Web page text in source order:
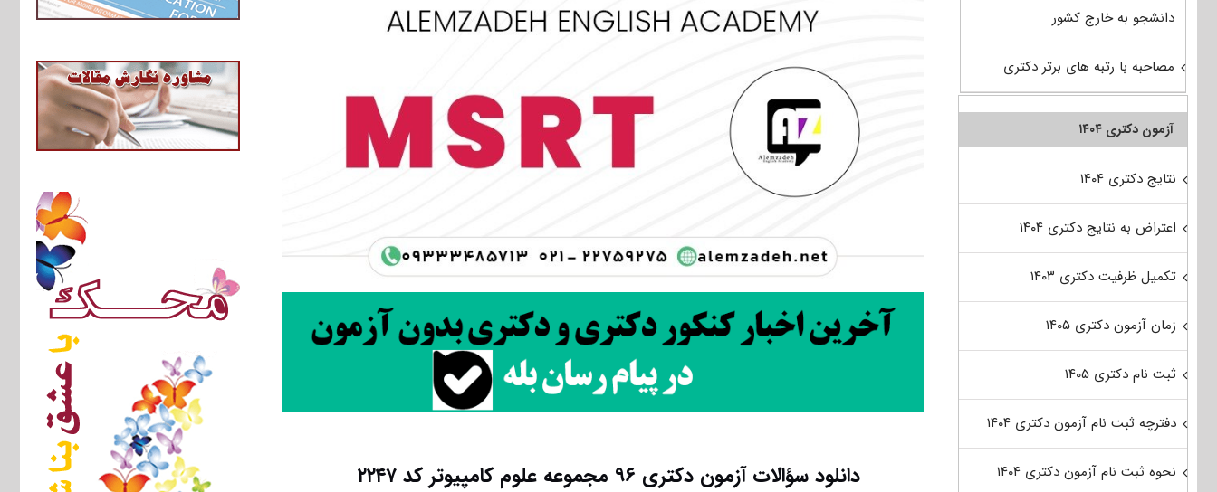
دانلود سؤالات آزمون دکتری ۹۶ مجموعه علوم کامپیوتر کد ۲۲۴۷
دانشجو به خارج کشور
مصاحبه با رتبه های برتر دکتری
آزمون دکتری ۱۴۰۴
نتایج دکتری ۱۴۰۴
اعتراض به نتایج دکتری ۱۴۰۴
تکمیل ظرفیت دکتری ۱۴۰۳
زمان آزمون دکتری ۱۴۰۵
ثبت نام دکتری ۱۴۰۵
دفترچه ثبت نام آزمون دکتری ۱۴۰۴
نحوه ثبت نام آزمون دکتری ۱۴۰۴